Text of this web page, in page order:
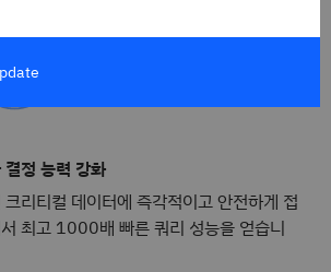
결정 능력 강화
크리티컬 데이터에 즉각적이고 안전하게 접
최고 1000배 빠른 쿼리 성능을 얻습니